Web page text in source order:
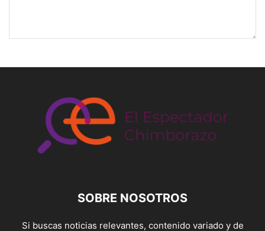
SOBRE NOSOTROS
Si buscas noticias relevantes, contenido variado y de